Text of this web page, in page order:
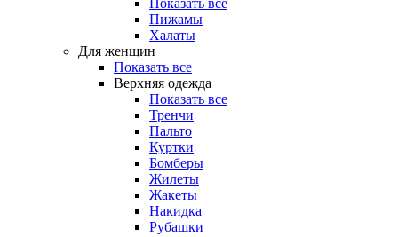
Показать все
Пижамы
Халаты
Для женщин
Показать все
Верхняя одежда
Показать все
Тренчи
Пальто
Куртки
Бомберы
Жилеты
Жакеты
Накидка
Рубашки